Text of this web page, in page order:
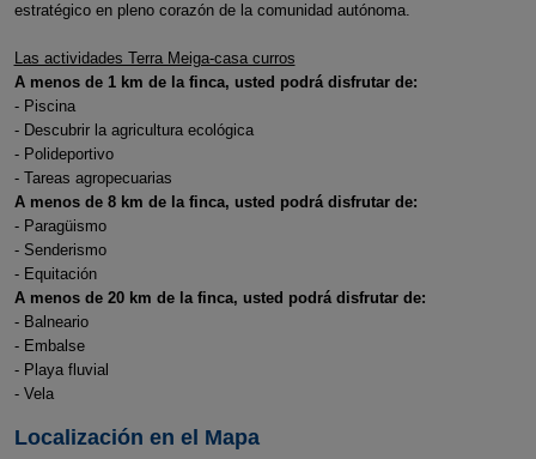
estratégico en pleno corazón de la comunidad autónoma.
Las actividades Terra Meiga-casa curros
A menos de 1 km de la finca, usted podrá disfrutar de:
- Piscina
- Descubrir la agricultura ecológica
- Polideportivo
- Tareas agropecuarias
A menos de 8 km de la finca, usted podrá disfrutar de:
- Paragüismo
- Senderismo
- Equitación
A menos de 20 km de la finca, usted podrá disfrutar de:
- Balneario
- Embalse
- Playa fluvial
- Vela
Localización en el Mapa